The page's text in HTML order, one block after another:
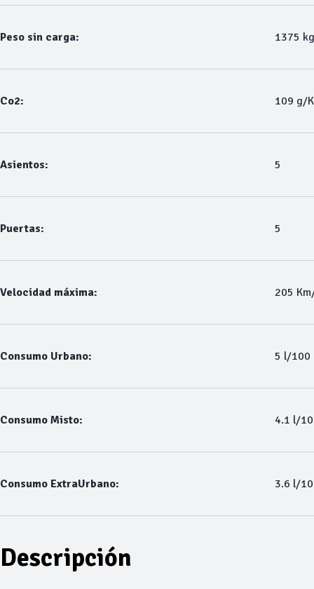
Peso sin carga: 1375 kg
Co2: 109 g/
Asientos: 5
Puertas: 5
Velocidad máxima: 205
Consumo Urbano: 5 l/100
Consumo Misto: 4.1 l/
Consumo ExtraUrbano: 3.6 l/
Descripción